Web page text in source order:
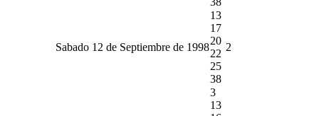
Sabado 12 de Septiembre de 1998
13
17
20
22
25
38
2
3
13